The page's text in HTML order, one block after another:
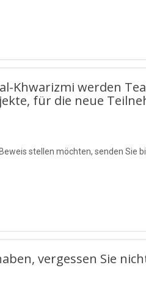
Khwarizmi werden
für die neue
stellen möchten, senden Sie
vergessen Sie